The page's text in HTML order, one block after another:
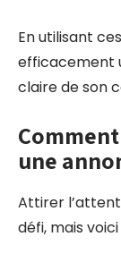
En utilisant
efficacement
claire de son
une
Attirer
défi, mais